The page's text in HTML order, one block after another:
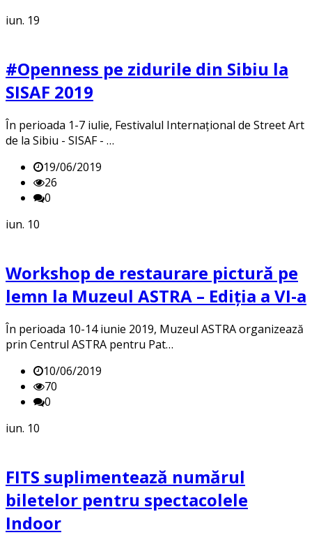
iun. 19
#Openness pe zidurile din Sibiu la
SISAF 2019
În perioada 1-7 iulie, Festivalul Internațional de Street Art
de la Sibiu - SISAF - …
19/06/2019
26
0
iun. 10
Workshop de restaurare pictură pe
lemn la Muzeul ASTRA – Ediția a VI-a
În perioada 10-14 iunie 2019, Muzeul ASTRA organizează
prin Centrul ASTRA pentru Pat…
10/06/2019
70
0
iun. 10
FITS suplimentează numărul
biletelor pentru spectacolele
Indoor